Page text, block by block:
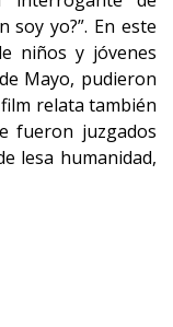
soy yo?”. En este
niños y jóvenes
Mayo, pudieron
relata también
fueron juzgados
lesa humanidad,